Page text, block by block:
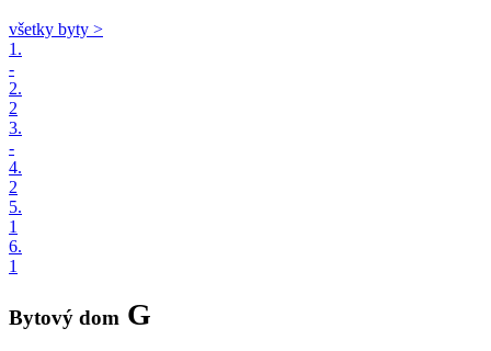
všetky byty >
1.
-
2.
2
3.
-
4.
2
5.
1
6.
1
Bytový dom G